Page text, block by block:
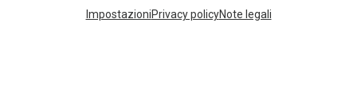
ImpostazioniPrivacy policyNote legali